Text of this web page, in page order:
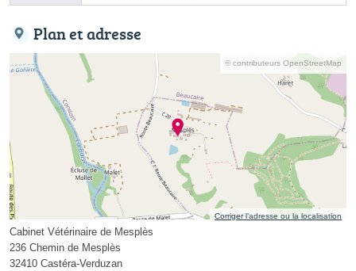
Plan et adresse
© contributeurs OpenStreetMap
Corriger l’adresse ou la localisation
Cabinet Vétérinaire de Mesplès
236 Chemin de Mesplès
32410 Castéra-Verduzan